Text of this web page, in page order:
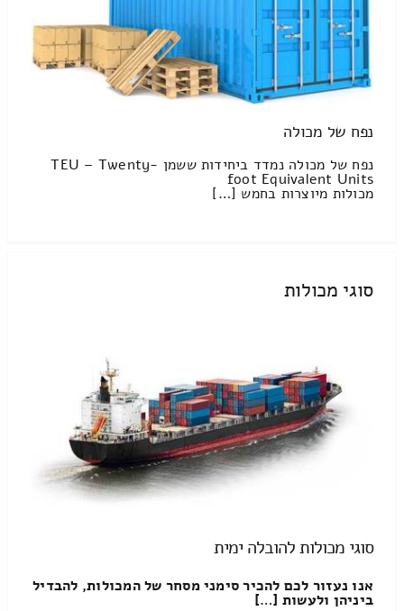
נפח של מכולה
נפח של מכולה נמדד ביחידות ששמן TEU – Twenty-
foot Equivalent Units
מכולות מיוצרות בחמש […]
סוגי מכולות
סוגי מכולות להובלה ימית
אנו נעזור לכם להכיר סימני מסחר של המכולות, להבדיל
ביניהן ולעשות […]